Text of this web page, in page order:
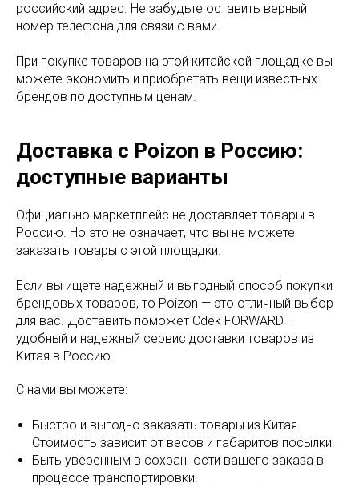
российский адрес. Не забудьте оставить верный
номер телефона для связи с вами.
При покупке товаров на этой китайской площадке вы
можете экономить и приобретать вещи известных
брендов по доступным ценам.
Доставка с Poizon в Россию:
доступные варианты
Официально маркетплейс не доставляет товары в
Россию. Но это не означает, что вы не можете
заказать товары с этой площадки.
Если вы ищете надежный и выгодный способ покупки
брендовых товаров, то Poizon — это отличный выбор
для вас. Доставить поможет Cdek FORWARD –
удобный и надежный сервис доставки товаров из
Китая в Россию.
С нами вы можете:
Быстро и выгодно заказать товары из Китая.
Стоимость зависит от весов и габаритов посылки.
Быть уверенным в сохранности вашего заказа в
процессе транспортировки.